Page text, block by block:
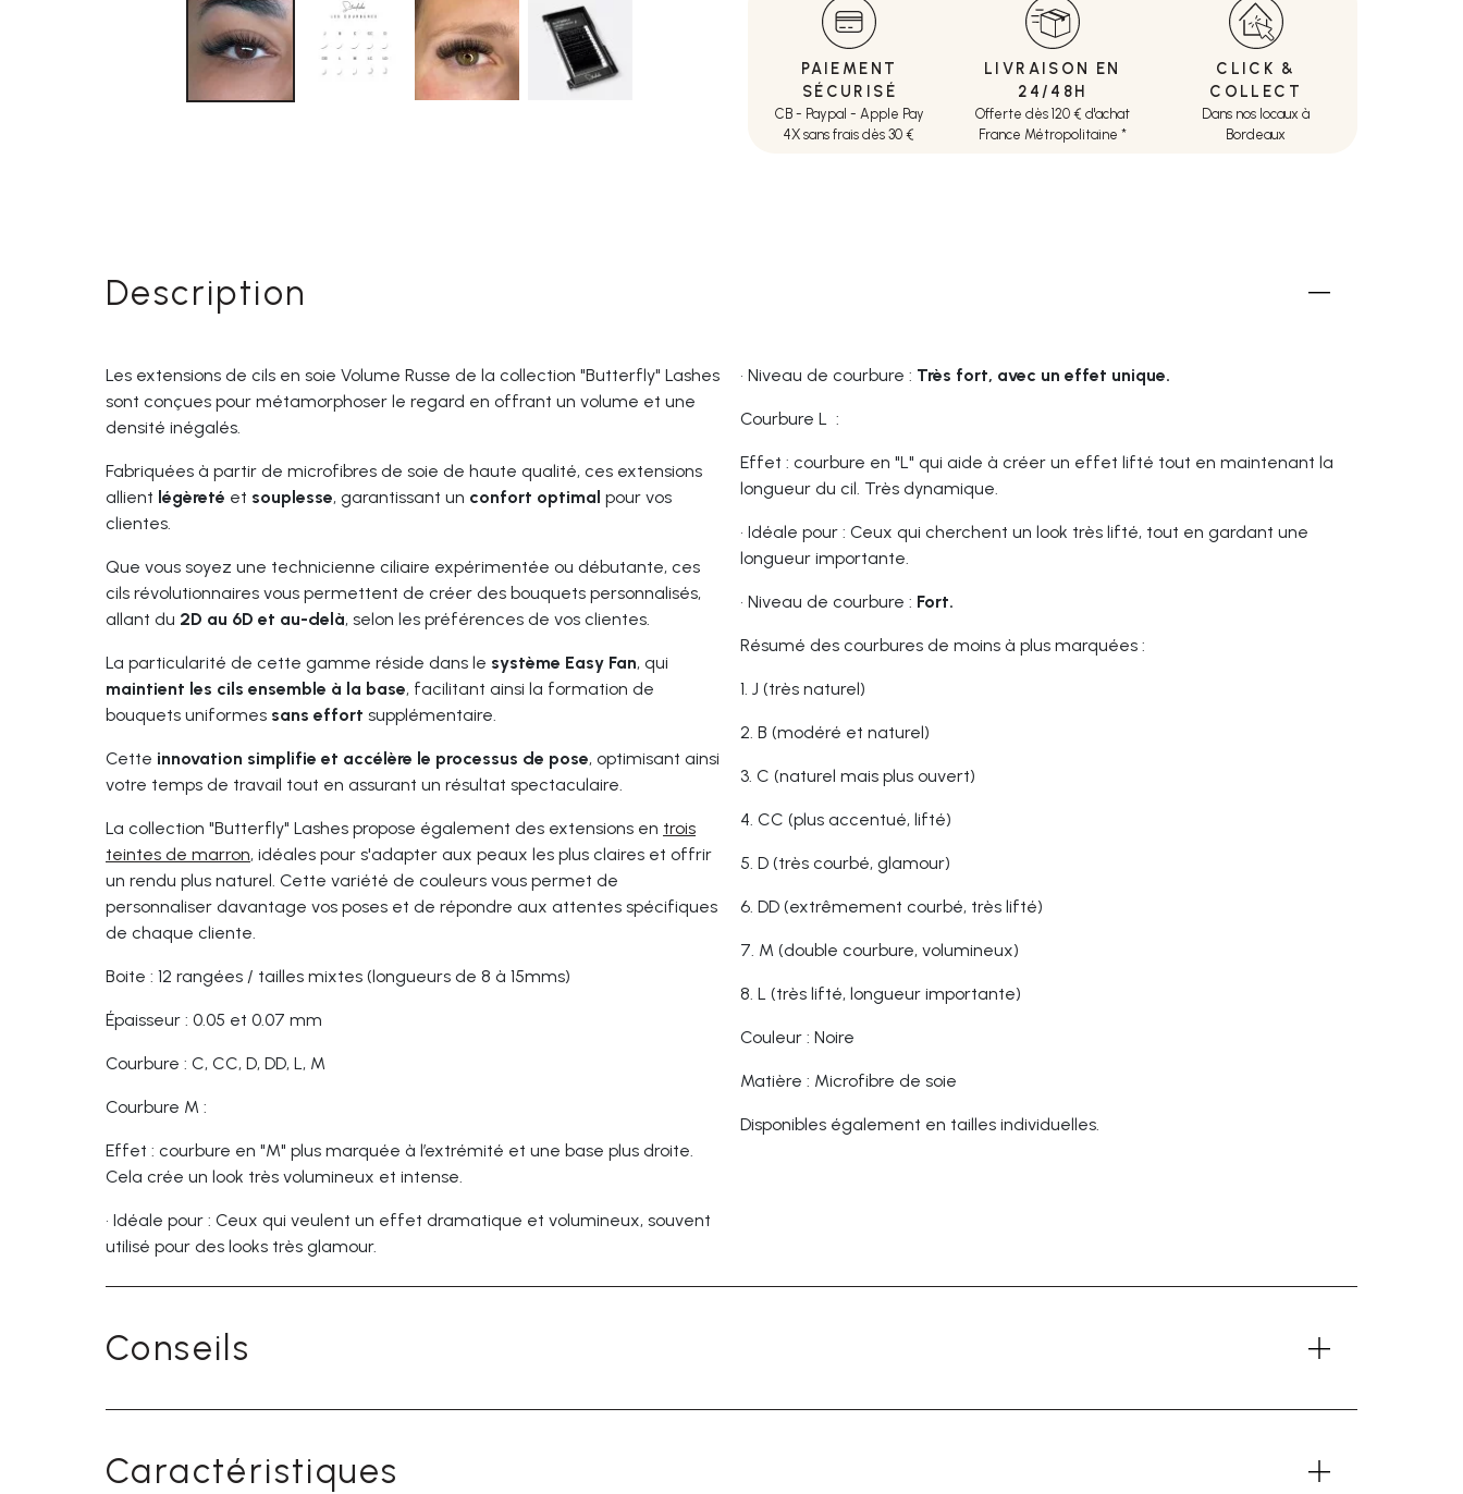
PAIEMENT
SÉCURISÉ
CB - Paypal - Apple Pay
4X sans frais dès 30 €
LIVRAISON EN
24/48H
Offerte dès 120 € d'achat
France Métropolitaine *
CLICK &
COLLECT
Dans nos locaux à
Bordeaux
Description
Les extensions de cils en soie Volume Russe de la collection "Butterfly" Lashes
sont conçues pour métamorphoser le regard en offrant un volume et une
densité inégalés.
Fabriquées à partir de microfibres de soie de haute qualité, ces extensions
allient légèreté et souplesse, garantissant un confort optimal pour vos
clientes.
Que vous soyez une technicienne ciliaire expérimentée ou débutante, ces
cils révolutionnaires vous permettent de créer des bouquets personnalisés,
allant du 2D au 6D et au-delà, selon les préférences de vos clientes.
La particularité de cette gamme réside dans le système Easy Fan, qui
maintient les cils ensemble à la base, facilitant ainsi la formation de
bouquets uniformes sans effort supplémentaire.
Cette innovation simplifie et accélère le processus de pose, optimisant ainsi
votre temps de travail tout en assurant un résultat spectaculaire.
La collection "Butterfly" Lashes propose également des extensions en trois
teintes de marron, idéales pour s'adapter aux peaux les plus claires et offrir
un rendu plus naturel. Cette variété de couleurs vous permet de
personnaliser davantage vos poses et de répondre aux attentes spécifiques
de chaque cliente.
Boite : 12 rangées / tailles mixtes (longueurs de 8 à 15mms)
Épaisseur : 0.05 et 0.07 mm
Courbure : C, CC, D, DD, L, M
Courbure M :
Effet : courbure en "M" plus marquée à l’extrémité et une base plus droite.
Cela crée un look très volumineux et intense.
• Idéale pour : Ceux qui veulent un effet dramatique et volumineux, souvent
utilisé pour des looks très glamour.
• Niveau de courbure : Très fort, avec un effet unique.
Courbure L :
Effet : courbure en "L" qui aide à créer un effet lifté tout en maintenant la
longueur du cil. Très dynamique.
• Idéale pour : Ceux qui cherchent un look très lifté, tout en gardant une
longueur importante.
• Niveau de courbure : Fort.
Résumé des courbures de moins à plus marquées :
1. J (très naturel)
2. B (modéré et naturel)
3. C (naturel mais plus ouvert)
4. CC (plus accentué, lifté)
5. D (très courbé, glamour)
6. DD (extrêmement courbé, très lifté)
7. M (double courbure, volumineux)
8. L (très lifté, longueur importante)
Couleur : Noire
Matière : Microfibre de soie
Disponibles également en tailles individuelles.
Conseils
Caractéristiques